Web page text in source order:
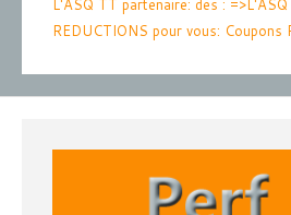
L'ASQ TT partenaire: des :
REDUCTIONS pour vous: Coupons